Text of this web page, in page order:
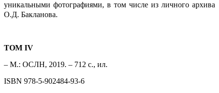
уникальными фотографиями, в том числе из личного архива
О.Д. Бакланова.
ТОМ IV
– М.: ОСЛН, 2019. – 712 с., ил.
ISBN 978-5-902484-93-6